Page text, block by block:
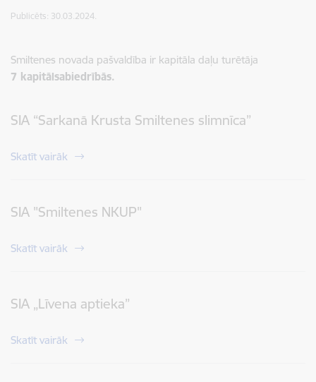
Publicēts: 30.03.2024.
Smiltenes novada pašvaldība ir kapitāla daļu turētāja
7 kapitālsabiedrībās.
SIA “Sarkanā Krusta Smiltenes slimnīca”
Skatīt vairāk
SIA "Smiltenes NKUP"
Skatīt vairāk
SIA „Līvena aptieka”
Skatīt vairāk